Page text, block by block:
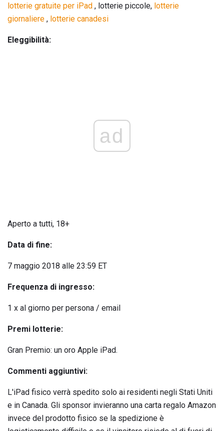
lotterie gratuite per iPad , lotterie piccole, lotterie
giornaliere , lotterie canadesi
Eleggibilità:
ad
Aperto a tutti, 18+
Data di fine:
7 maggio 2018 alle 23:59 ET
Frequenza di ingresso:
1 x al giorno per persona / email
Premi lotterie:
Gran Premio: un oro Apple iPad.
Commenti aggiuntivi:
L'iPad fisico verrà spedito solo ai residenti negli Stati Uniti
e in Canada. Gli sponsor invieranno una carta regalo Amazon
invece del prodotto fisico se la spedizione è